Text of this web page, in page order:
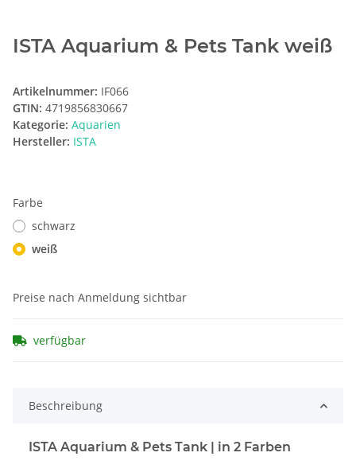
ISTA Aquarium & Pets Tank weiß
Artikelnummer: IF066
GTIN: 4719856830667
Kategorie: Aquarien
Hersteller: ISTA
Farbe
schwarz
weiß
Preise nach Anmeldung sichtbar
verfügbar
Beschreibung
ISTA Aquarium & Pets Tank | in 2 Farben